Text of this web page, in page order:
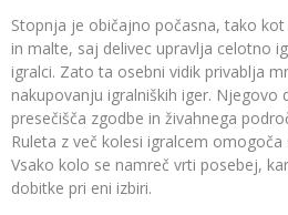
Stopnja je običajno počasna, tako
in malte, saj delivec upravlja celotno
igralci. Zato ta osebni vidik privablja
nakupovanju igralniških iger. Njegovo
presečišča zgodbe in živahnega
Ruleta z več kolesi igralcem
Vsako kolo se namreč vrti posebej,
dobitke pri eni izbiri.